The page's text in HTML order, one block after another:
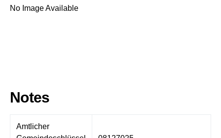
No Image Available
Notes
Amtlicher